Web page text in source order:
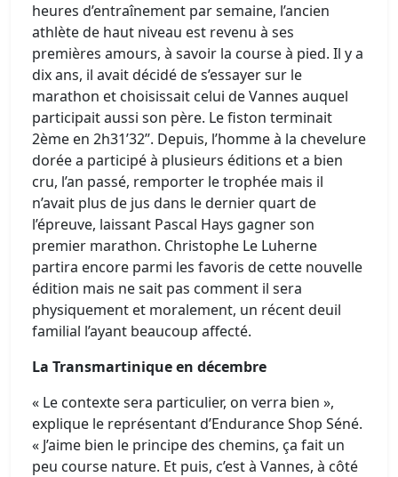
heures d’entraînement par semaine, l’ancien
athlète de haut niveau est revenu à ses
premières amours, à savoir la course à pied. Il y a
dix ans, il avait décidé de s’essayer sur le
marathon et choisissait celui de Vannes auquel
participait aussi son père. Le fiston terminait
2ème en 2h31’32’’. Depuis, l’homme à la chevelure
dorée a participé à plusieurs éditions et a bien
cru, l’an passé, remporter le trophée mais il
n’avait plus de jus dans le dernier quart de
l’épreuve, laissant Pascal Hays gagner son
premier marathon. Christophe Le Luherne
partira encore parmi les favoris de cette nouvelle
édition mais ne sait pas comment il sera
physiquement et moralement, un récent deuil
familial l’ayant beaucoup affecté.
La Transmartinique en décembre
« Le contexte sera particulier, on verra bien »,
explique le représentant d’Endurance Shop Séné.
« J’aime bien le principe des chemins, ça fait un
peu course nature. Et puis, c’est à Vannes, à côté